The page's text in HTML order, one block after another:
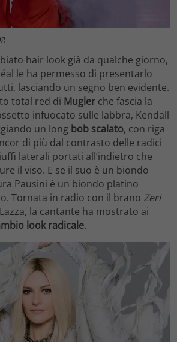
hair look già da qualche giorno,
le ha permesso di presentarlo
lasciando un segno ben evidente.
total red di Mugler che fascia la
infuocato sulle labbra, Kendall
un long bob scalato, con riga
di più dal contrasto delle radici
laterali portati all’indietro che
il viso. E se il suo è un biondo
Pausini è un biondo platino
Tornata in radio con il brano Zeri
la cantante ha mostrato ai
look radicale.